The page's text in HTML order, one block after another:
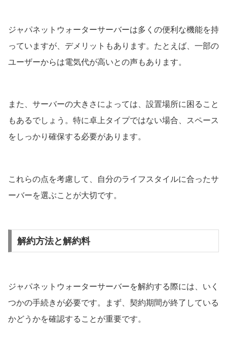
ジャパネットウォーターサーバーは多くの便利な機能を持
っていますが、デメリットもあります。たとえば、一部の
ユーザーからは電気代が高いとの声もあります。
また、サーバーの大きさによっては、設置場所に困ること
もあるでしょう。特に卓上タイプではない場合、スペース
をしっかり確保する必要があります。
これらの点を考慮して、自分のライフスタイルに合ったサ
ーバーを選ぶことが大切です。
解約方法と解約料
ジャパネットウォーターサーバーを解約する際には、いく
つかの手続きが必要です。まず、契約期間が終了している
かどうかを確認することが重要です。